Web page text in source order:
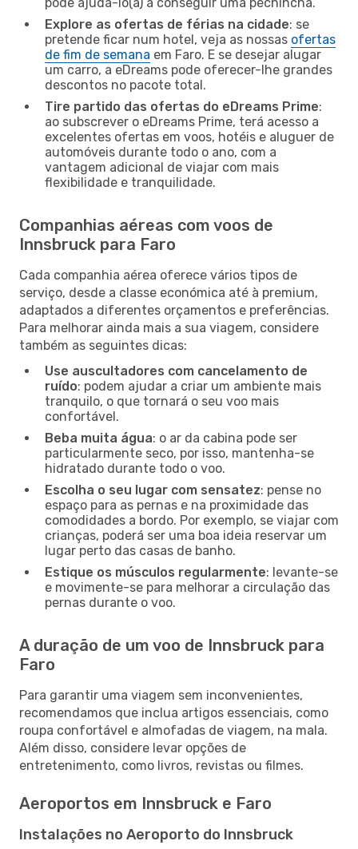
Explore as ofertas de férias na cidade: se
pretende ficar num hotel, veja as nossas ofertas
de fim de semana em Faro. E se desejar alugar
um carro, a eDreams pode oferecer-lhe grandes
descontos no pacote total.
Tire partido das ofertas do eDreams Prime:
ao subscrever o eDreams Prime, terá acesso a
excelentes ofertas em voos, hotéis e aluguer de
automóveis durante todo o ano, com a
vantagem adicional de viajar com mais
flexibilidade e tranquilidade.
Companhias aéreas com voos de
Innsbruck para Faro
Cada companhia aérea oferece vários tipos de
serviço, desde a classe económica até à premium,
adaptados a diferentes orçamentos e preferências.
Para melhorar ainda mais a sua viagem, considere
também as seguintes dicas:
Use auscultadores com cancelamento de
ruído: podem ajudar a criar um ambiente mais
tranquilo, o que tornará o seu voo mais
confortável.
Beba muita água: o ar da cabina pode ser
particularmente seco, por isso, mantenha-se
hidratado durante todo o voo.
Escolha o seu lugar com sensatez: pense no
espaço para as pernas e na proximidade das
comodidades a bordo. Por exemplo, se viajar com
crianças, poderá ser uma boa ideia reservar um
lugar perto das casas de banho.
Estique os músculos regularmente: levante-se
e movimente-se para melhorar a circulação das
pernas durante o voo.
A duração de um voo de Innsbruck para
Faro
Para garantir uma viagem sem inconvenientes,
recomendamos que inclua artigos essenciais, como
roupa confortável e almofadas de viagem, na mala.
Além disso, considere levar opções de
entretenimento, como livros, revistas ou filmes.
Aeroportos em Innsbruck e Faro
Instalações no Aeroporto do Innsbruck